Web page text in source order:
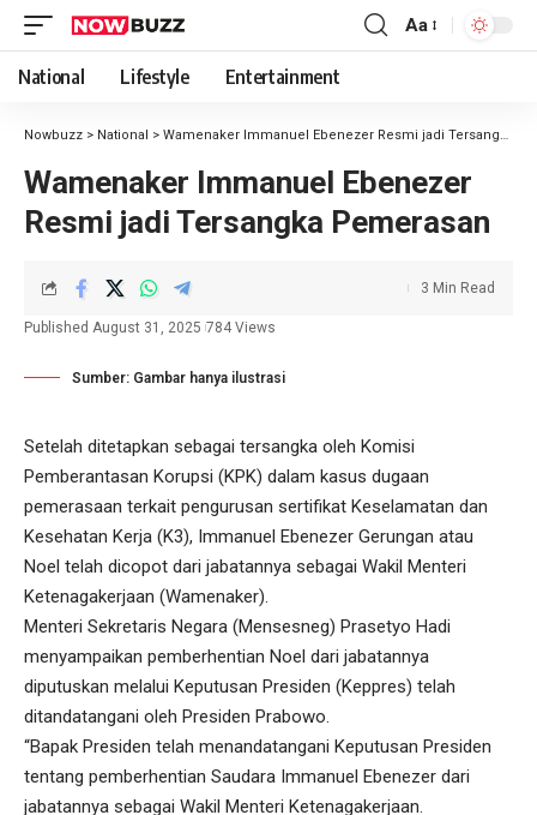
Aa
National Lifestyle Entertainment
Nowbuzz > National > Wamenaker Immanuel Ebenezer Resmi jadi Tersangka Pemerasan
Wamenaker Immanuel Ebenezer
Resmi jadi Tersangka Pemerasan
Published August 31, 2025 784 Views
3 Min Read
Sumber: Gambar hanya ilustrasi
Setelah ditetapkan sebagai tersangka oleh Komisi
Pemberantasan Korupsi (KPK) dalam kasus dugaan
pemerasaan terkait pengurusan sertifikat Keselamatan dan
Kesehatan Kerja (K3), Immanuel Ebenezer Gerungan atau
Noel telah dicopot dari jabatannya sebagai Wakil Menteri
Ketenagakerjaan (Wamenaker).
Menteri Sekretaris Negara (Mensesneg) Prasetyo Hadi
menyampaikan pemberhentian Noel dari jabatannya
diputuskan melalui Keputusan Presiden (Keppres) telah
ditandatangani oleh Presiden Prabowo.
“Bapak Presiden telah menandatangani Keputusan Presiden
tentang pemberhentian Saudara Immanuel Ebenezer dari
jabatannya sebagai Wakil Menteri Ketenagakerjaan.